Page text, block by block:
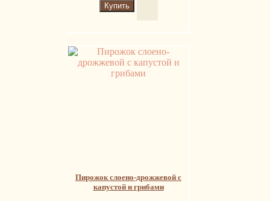
Пирожок слоено-дрожжевой с
капустой и грибами